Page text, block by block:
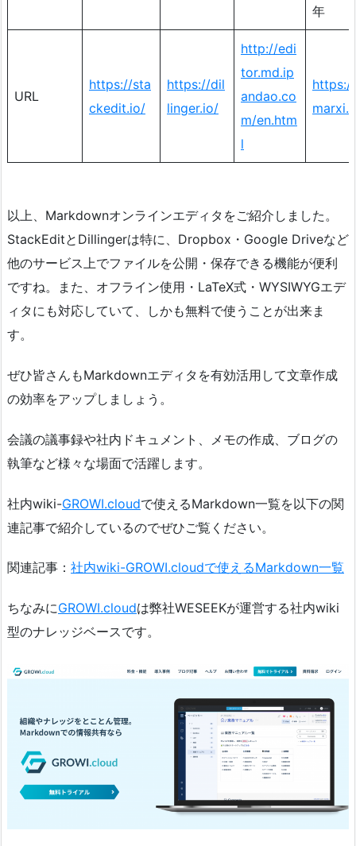
年
URL
https://sta
ckedit.io/
https://dil
linger.io/
http://edi
tor.md.ip
andao.co
m/en.htm
l
https://
以上、Markdownオンラインエディタをご紹介しました。
StackEditとDillingerは特に、Dropbox・Google Driveなど
他のサービス上でファイルを公開・保存できる機能が便利
ですね。また、オフライン使用・LaTeX式・WYSIWYGエデ
ィタにも対応していて、しかも無料で使うことが出来ま
す。
ぜひ皆さんもMarkdownエディタを有効活用して文章作成
の効率をアップしましょう。
会議の議事録や社内ドキュメント、メモの作成、ブログの
執筆など様々な場面で活躍します。
社内wiki-GROWI.cloudで使えるMarkdown一覧を以下の関
連記事で紹介しているのでぜひご覧ください。
関連記事： 社内wiki-GROWI.cloudで使えるMarkdown一覧
ちなみにGROWI.cloudは弊社WESEEKが運営する社内wiki
型のナレッジベースです。